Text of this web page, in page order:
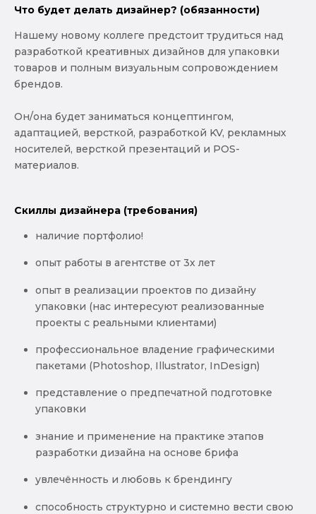
Что будет делать дизайнер? (обязанности)
Нашему новому коллеге предстоит трудиться над
разработкой креативных дизайнов для упаковки
товаров и полным визуальным сопровождением
брендов.
Он/она будет заниматься концептингом,
адаптацией, версткой, разработкой KV, рекламных
носителей, версткой презентаций и POS-
материалов.
Скиллы дизайнера (требования)
наличие портфолио!
опыт работы в агентстве от 3х лет
опыт в реализации проектов по дизайну
упаковки (нас интересуют реализованные
проекты с реальными клиентами)
профессиональное владение графическими
пакетами (Photoshop, Illustrator, InDesign)
представление о предпечатной подготовке
упаковки
знание и применение на практике этапов
разработки дизайна на основе брифа
увлечённость и любовь к брендингу
способность структурно и системно вести свою